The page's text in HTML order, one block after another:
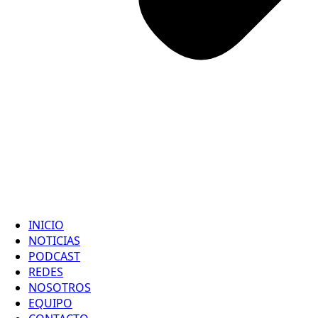
INICIO
NOTICIAS
PODCAST
REDES
NOSOTROS
EQUIPO